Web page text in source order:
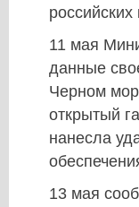
11 мая
данные
Черном
открытый
нанесла
13 мая